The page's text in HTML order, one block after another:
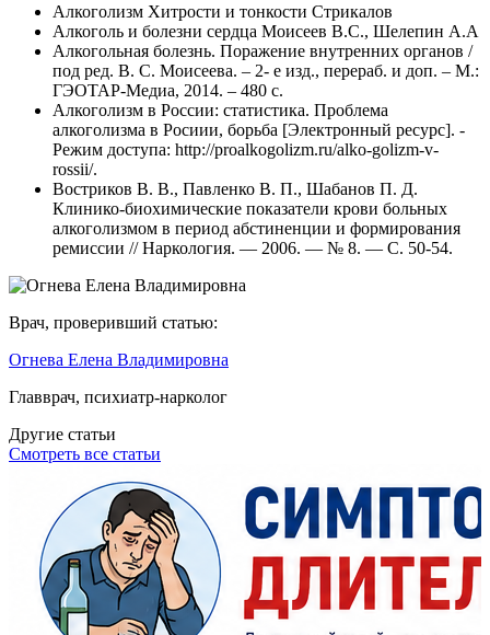
Алкоголизм Хитрости и тонкости Стрикалов
Алкоголь и болезни сердца Моисеев В.С., Шелепин А.А
Алкогольная болезнь. Поражение внутренних органов /
под ред. В. С. Моисеева. – 2- е изд., перераб. и доп. – М.:
ГЭОТАР-Медиа, 2014. – 480 с.
Алкоголизм в России: статистика. Проблема
алкоголизма в Росиии, борьба [Электронный ресурс]. -
Режим доступа: http://proalkogolizm.ru/alko-golizm-v-
rossii/.
Востриков В. В., Павленко В. П., Шабанов П. Д.
Клинико-биохимические показатели крови больных
алкоголизмом в период абстиненции и формирования
ремиссии // Наркология. — 2006. — № 8. — С. 50-54.
Врач, проверивший статью:
Огнева Елена Владимировна
Главврач, психиатр-нарколог
Другие статьи
Смотреть все статьи